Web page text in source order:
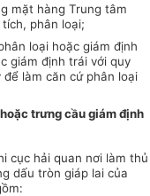
mặt hàng Trung tâm
phân loại;
loại hoặc giám định
giám định trái với quy
làm căn cứ phân loại
trưng cầu giám định
cục hải quan nơi làm thủ
dấu tròn giáp lai của